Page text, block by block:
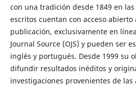
con una tradición desde 1849 en
escritos cuentan con acceso
publicación, exclusivamente en
Journal Source (OJS) y pueden ser
inglés y portugués. Desde 1999 su
difundir resultados inéditos y
investigaciones provenientes de